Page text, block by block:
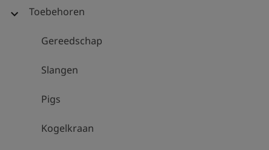
expand_more Toebehoren
Gereedschap
Slangen
Pigs
Kogelkraan